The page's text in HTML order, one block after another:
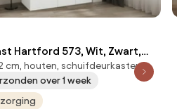
Hartford 573, Wit, Zwart,
100.3 kg, Kledingkast
scharnieren, Aantal
Aantal planken: 8
cm, houten, schuifdeurkasten
over 1 week